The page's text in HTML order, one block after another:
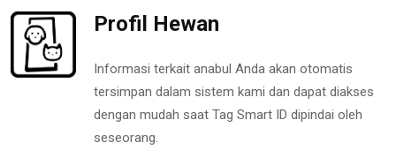
Profil Hewan
Informasi terkait anabul Anda akan otomatis
tersimpan dalam sistem kami dan dapat diakses
dengan mudah saat Tag Smart ID dipindai oleh
seseorang.